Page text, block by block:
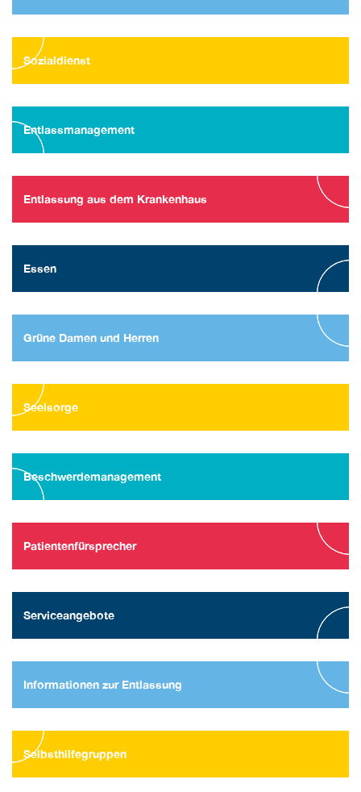
Sozialdienst
Entlassmanagement
Entlassung aus dem Krankenhaus
Essen
Grüne Damen und Herren
Seelsorge
Beschwerdemanagement
Patientenfürsprecher
Serviceangebote
Informationen zur Entlassung
Selbsthilfegruppen